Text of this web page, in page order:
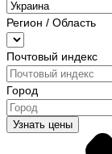
Регион / Область
Почтовый индекс
Город
Узнать цены